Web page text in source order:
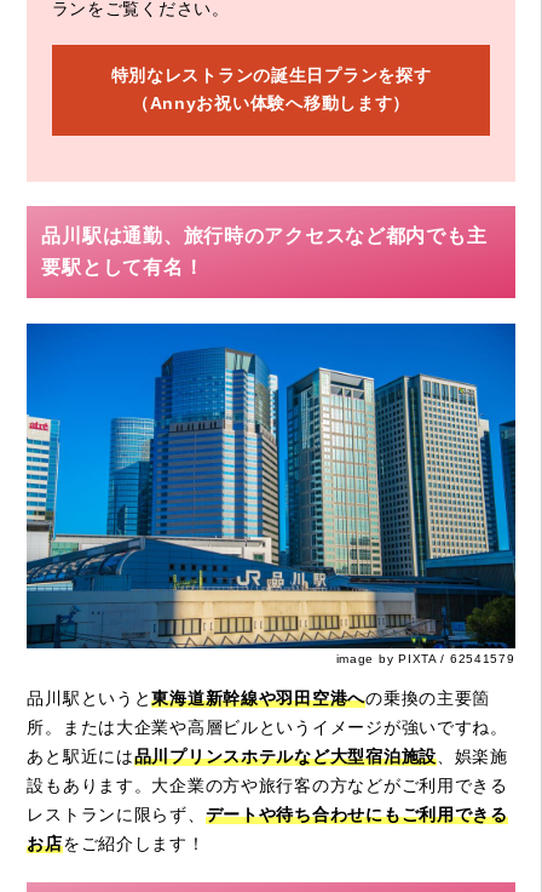
ランをご覧ください。
特別なレストランの誕生日プランを探す
（Annyお祝い体験へ移動します）
品川駅は通勤、旅行時のアクセスなど都内でも主
要駅として有名！
image by PIXTA / 62541579
品川駅というと東海道新幹線や羽田空港への乗換の主要箇
所。または大企業や高層ビルというイメージが強いですね。
あと駅近には品川プリンスホテルなど大型宿泊施設、娯楽施
設もあります。大企業の方や旅行客の方などがご利用できる
レストランに限らず、 デートや待ち合わせにもご利用できる
お店をご紹介します！